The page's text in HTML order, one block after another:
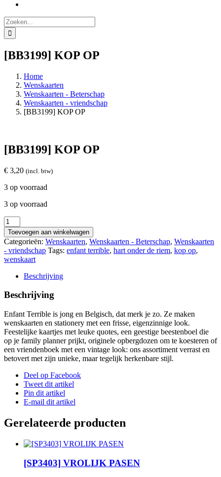
Zoeken
naar:
[BB3199] KOP OP
Home
Wenskaarten
Wenskaarten - Beterschap
Wenskaarten - vriendschap
[BB3199] KOP OP
[BB3199] KOP OP
€ 3,20 (incl. btw)
3 op voorraad
3 op voorraad
[BB3199]
KOP
OP
aantal
Toevoegen aan winkelwagen
Categorieën: Wenskaarten, Wenskaarten - Beterschap, Wenskaarten
- vriendschap Tags: enfant terrible, hart onder de riem, kop op,
wenskaart
Beschrijving
Beschrijving
Enfant Terrible is jong en Belgisch, dat merk je zo. Ze maken
wenskaarten en stationery met een frisse, eigenzinnige look.
Feestelijke kaartjes met leuke quotes, een geestige beestenboel die
op je family planner prijkt, originele opbergdozen om te koesteren of
een vriendenboek met een vintage look: ons assortiment verrast en
betovert met zijn unieke, maar tegelijk herkenbare stijl.
Deel op Facebook
Tweet dit artikel
Pin dit artikel
E-mail dit artikel
Gerelateerde producten
[SP3403] VROLIJK PASEN